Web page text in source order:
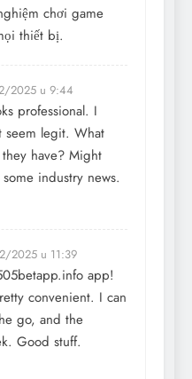
chơi game
thiết bị.
2025 u 9:44
professional. I
seem legit. What
have? Might
industry news.
2025 u 11:39
app!
convenient. I can
go, and the
Good stuff.